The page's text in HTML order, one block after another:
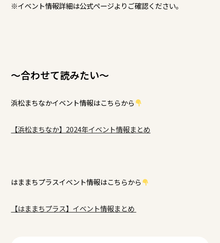
※イベント情報詳細は公式ページよりご確認ください。
～合わせて読みたい～
浜松まちなかイベント情報はこちらから
【浜松まちなか】2024年イベント情報まとめ
はままちプラスイベント情報はこちらから
【はままちプラス】イベント情報まとめ